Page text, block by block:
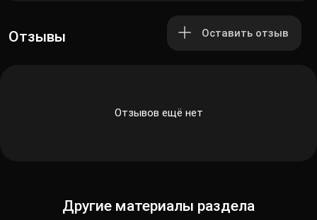
Отзывы Оставить отзыв
Отзывов ещё нет
Другие материалы раздела